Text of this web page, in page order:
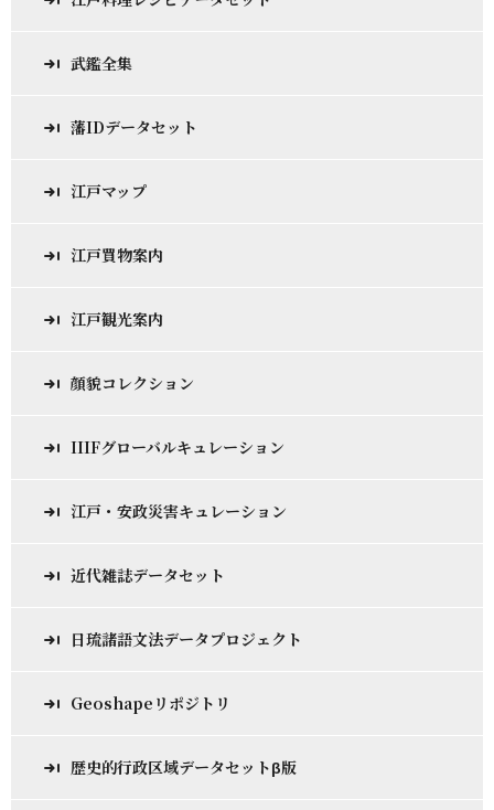
武鑑全集
藩IDデータセット
江戸マップ
江戸買物案内
江戸観光案内
顔貌コレクション
IIIFグローバルキュレーション
江戸・安政災害キュレーション
近代雑誌データセット
日琉諸語文法データプロジェクト
Geoshapeリポジトリ
歴史的行政区域データセットβ版